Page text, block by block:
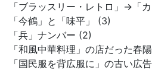
「ブラッスリー・レトロ」→「
「今鶴」と「味平」 (3)
「兵」ナンバー (2)
「和風中華料理」の店だった春
「国民服を背広服に」の古い広